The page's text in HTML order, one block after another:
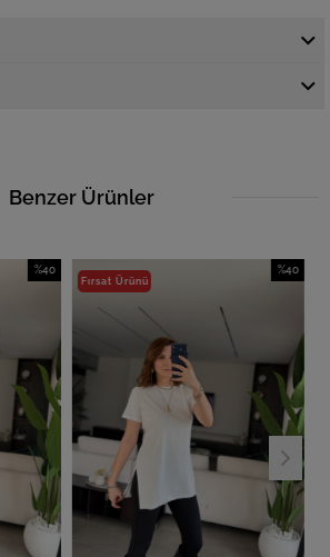
Benzer Ürünler
%40İndirim
Fırsat Ürünü